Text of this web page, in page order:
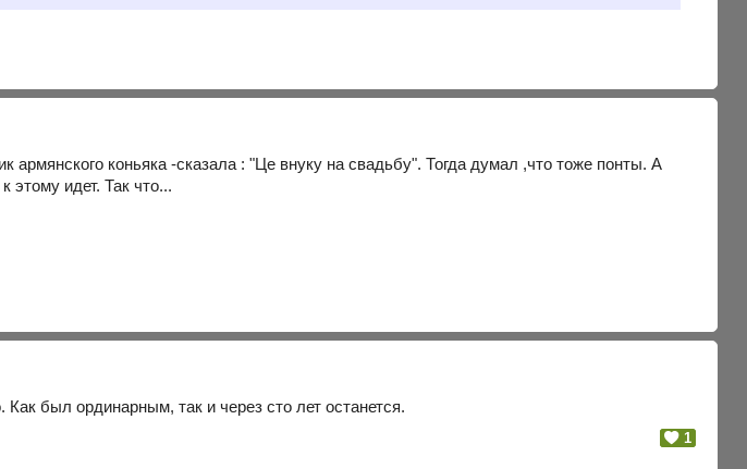
армянского коньяка -сказала : "Це внуку на свадьбу". Тогда думал ,что тоже понты. А
идет. Так что...
Как был ординарным, так и через сто лет останется.
1